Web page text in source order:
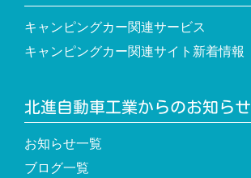
キャンピングカー関連サービス
キャンピングカー関連サイト新着情報
北進自動車工業からのお知らせ
お知らせ一覧
ブログ一覧